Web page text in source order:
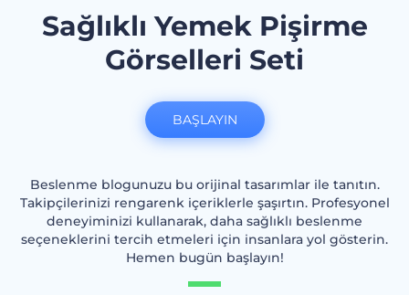
Sağlıklı Yemek Pişirme
Görselleri Seti
Beslenme blogunuzu bu orijinal tasarımlar ile tanıtın.
Takipçilerinizi rengarenk içeriklerle şaşırtın. Profesyonel
deneyiminizi kullanarak, daha sağlıklı beslenme
seçeneklerini tercih etmeleri için insanlara yol gösterin.
Hemen bugün başlayın!
BAŞLAYIN